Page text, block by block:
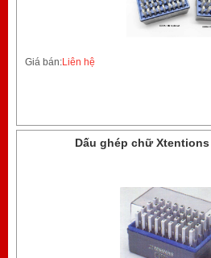
Giá bán:Liên hệ
Dấu ghép chữ Xtentions